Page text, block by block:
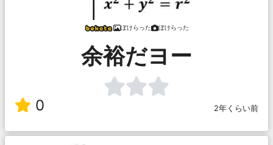
ぼけらった ぼけらった
余裕だヨー
0 2年くらい前